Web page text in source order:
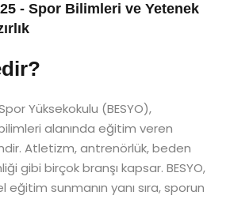
- Spor Bilimleri ve Yetenek
Yüksekokulu (BESYO),
alanında eğitim veren
Atletizm, antrenörlük, beden
gibi birçok branşı kapsar. BESYO,
sunmanın yanı sıra, sporun